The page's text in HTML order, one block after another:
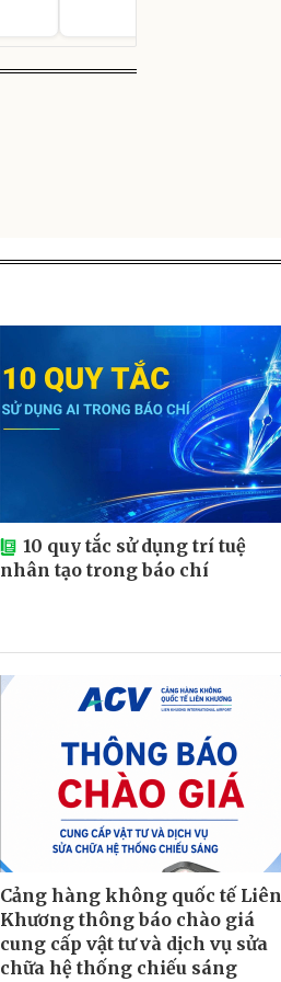
10 quy tắc sử dụng trí tuệ
nhân tạo trong báo chí
Cảng hàng không quốc tế Liên
Khương thông báo chào giá
cung cấp vật tư và dịch vụ sửa
chữa hệ thống chiếu sáng